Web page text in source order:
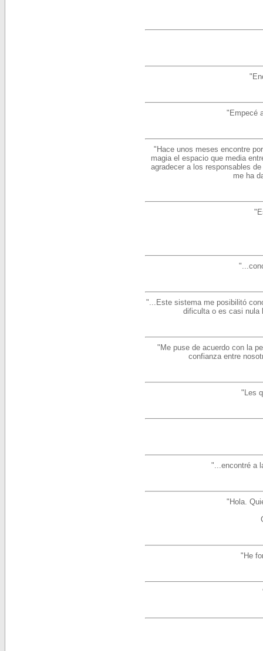
"Empecé
"Hace unos meses encontre
magia el espacio que media
agradecer a los responsables
me ha
"...Este sistema me posibilitó
dificulta o es casi nula
"Me puse de acuerdo con la
confianza entre
"Les
"...encontré a
"Hola.
"He